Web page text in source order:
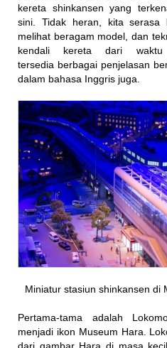
kereta shinkansen yang
sini. Tidak heran, kita serasa
melihat beragam model, dan
kendali kereta dari
tersedia berbagai penjelasan
dalam bahasa Inggris juga.
Miniatur stasiun shinkansen di
Pertama-tama adalah
menjadi ikon Museum Hara.
dari gambar Hara di masa